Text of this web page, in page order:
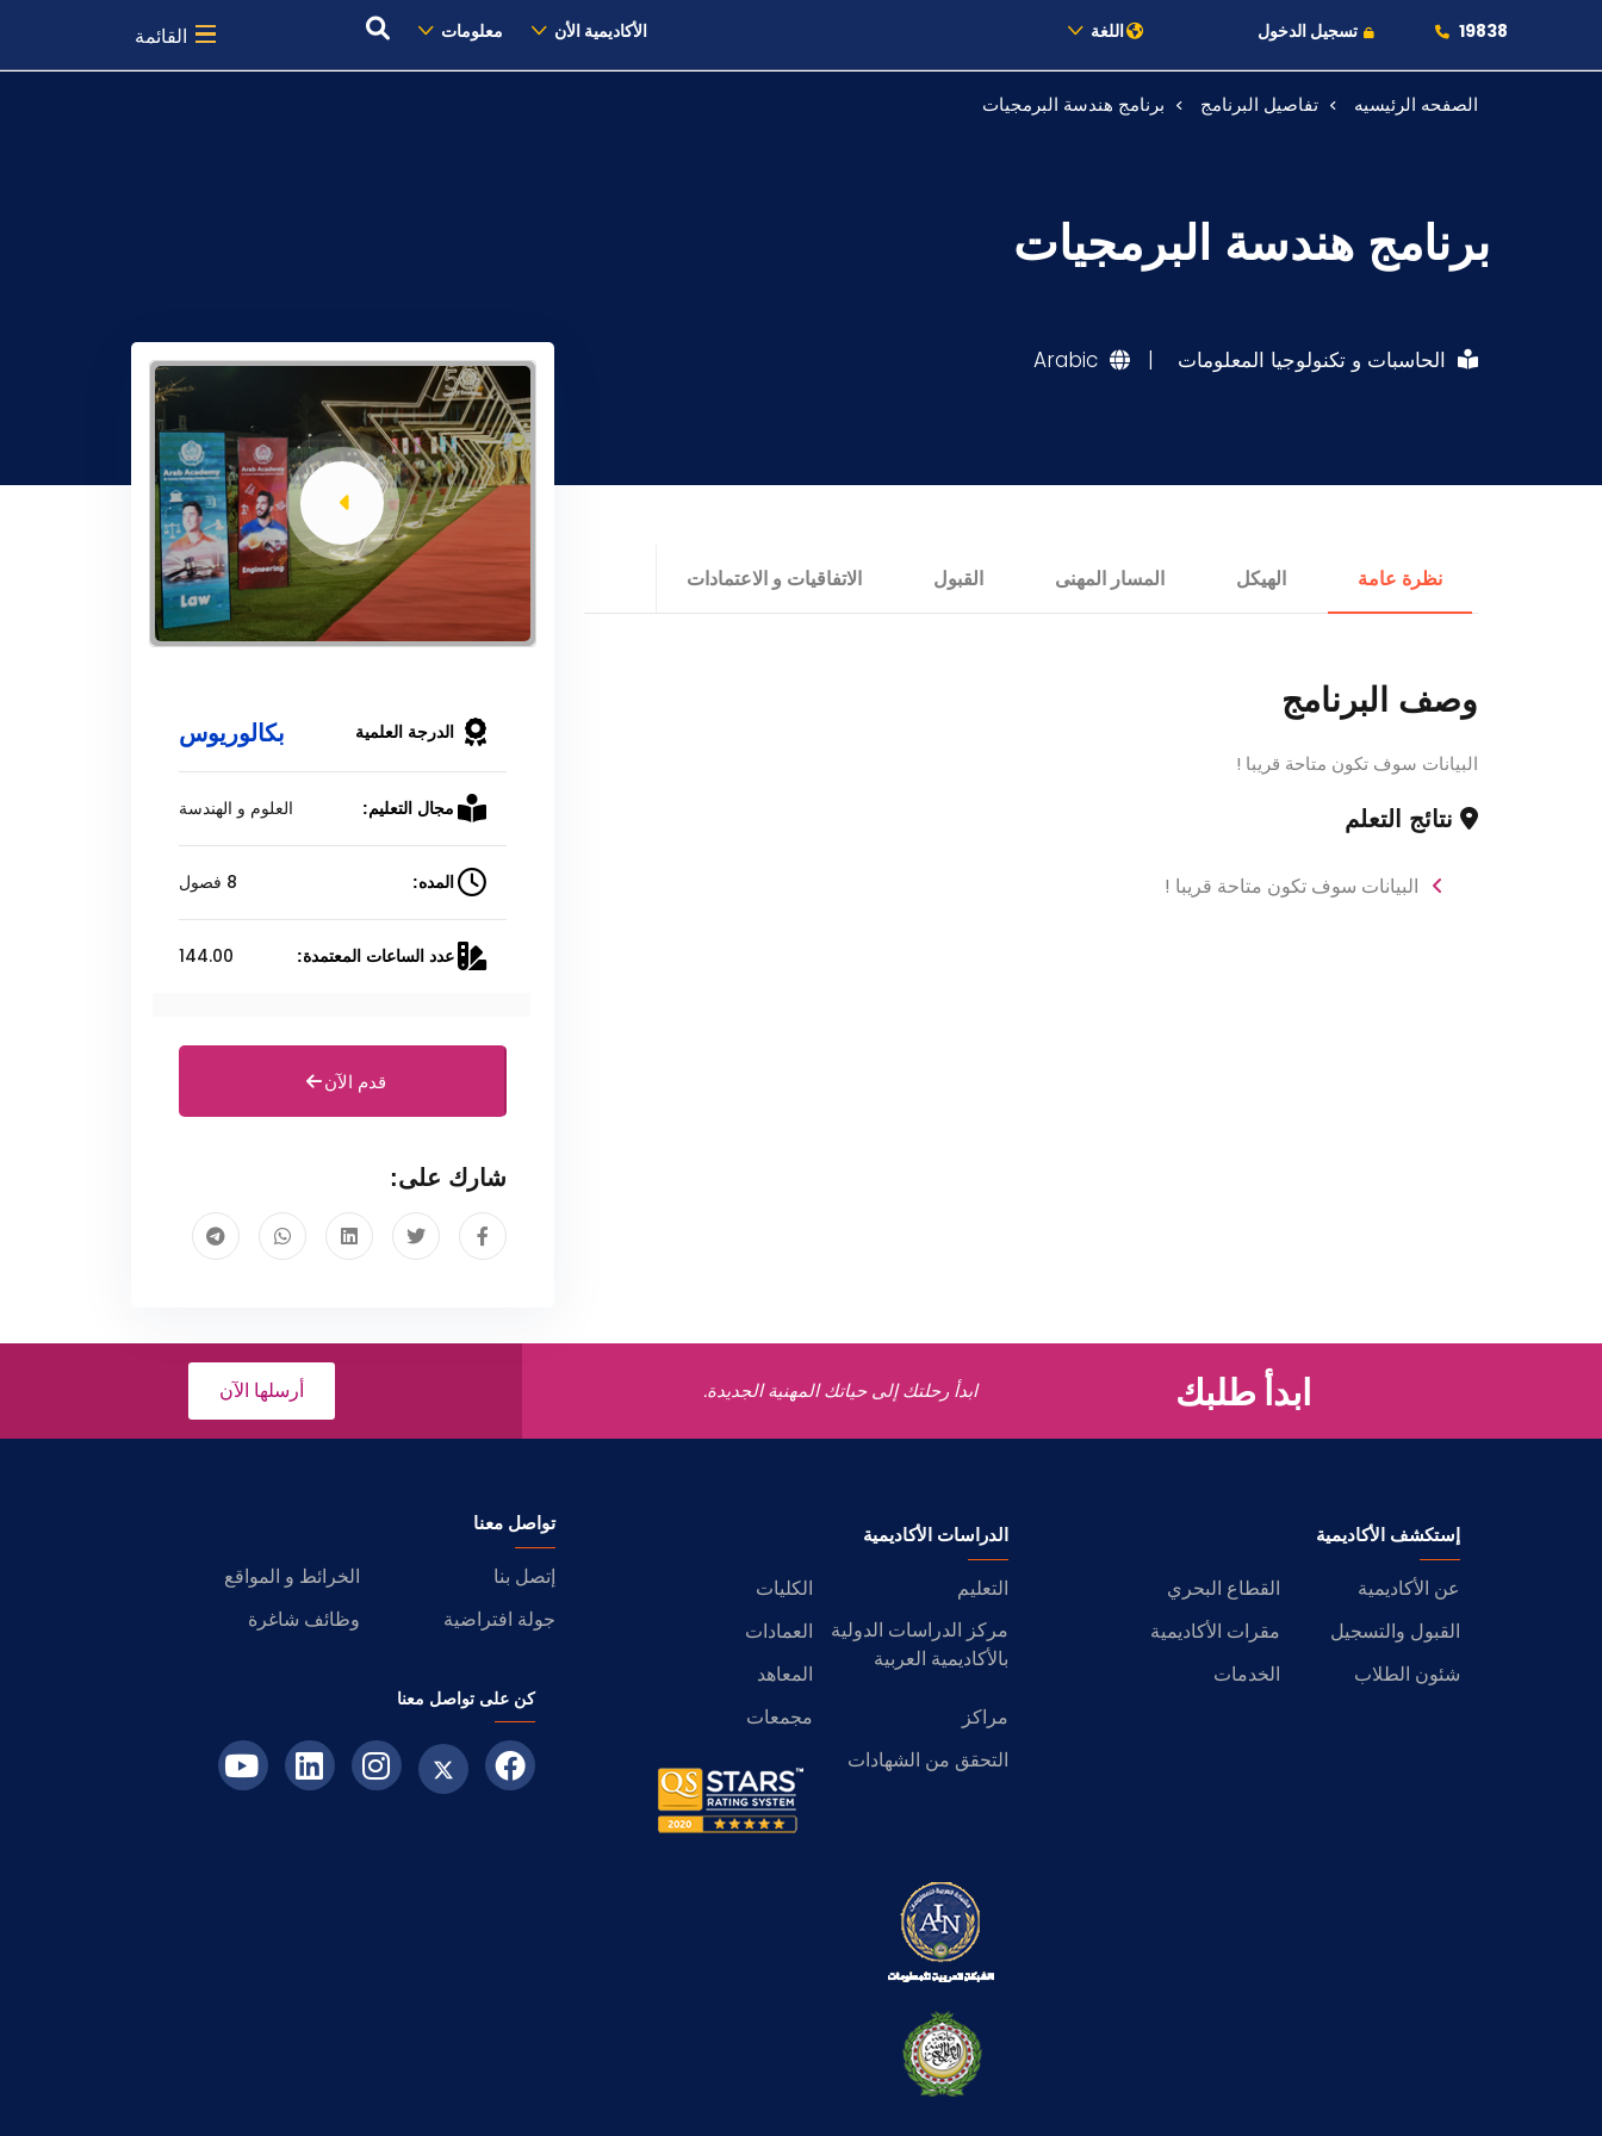
19838 تسجيل الدخول اللغة الأكاديمية الأن معلومات القائمة
القبول والتسجيل
الصفحه الرئيسيه تفاصيل البرنامج برنامج هندسة البرمجيات
برنامج هندسة البرمجيات
الحاسبات و تكنولوجيا المعلومات |
Arabic
نظرة عامة الهيكل المسار المهنى القبول الاتفاقيات و الاعتمادات
وصف البرنامج
البيانات سوف تكون متاحة قريبا !
نتائج التعلم
البيانات سوف تكون متاحة قريبا !
الدرجة العلمية بكالوريوس
مجال التعليم: العلوم و الهندسة
المده: 8 فصول
عدد الساعات المعتمدة: 144.00
قدم الآن
شارك على:
ابدأ طلبك ابدأ رحلتك إلى حياتك المهنية الجديدة. أرسلها الآن
إستكشف الأكاديمية
عن الأكاديمية
القطاع البحري
القبول والتسجيل
مقرات الأكاديمية
شئون الطلاب
الخدمات
الدراسات الأكاديمية
التعليم
الكليات
مركز الدراسات الدولية
بالأكاديمية العربية
العمادات
المعاهد
مراكز
مجمعات
التحقق من الشهادات
تواصل معنا
إتصل بنا
الخرائط و المواقع
جولة افتراضية
وظائف شاغرة
كن على تواصل معنا